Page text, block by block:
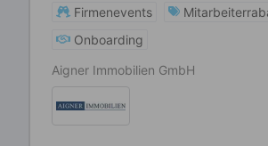
Firmenevents
Onboarding
Aigner Immobilien GmbH